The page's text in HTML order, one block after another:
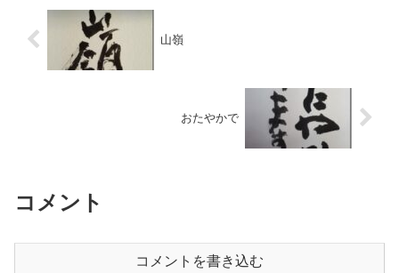
山嶺
おたやかで
コメント
コメントを書き込む